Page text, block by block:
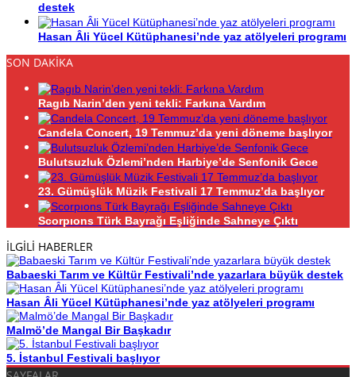
destek
Hasan Âli Yücel Kütüphanesi’nde yaz atölyeleri programı
SON DAKİKA
Ragıb Narin’den yeni tekli: Farkına Vardım
Candela Concert, 19 Temmuz’da yeni döneme başlıyor
Bulutsuzluk Özlemi’nden Harbiye’de Senfonik Gece
23. Gümüşlük Müzik Festivali 17 Temmuz’da başlıyor
Scorpıons Türk Bayrağı Eşliğinde Sahneye Çıktı
İLGİLİ HABERLER
Babaeski Tarım ve Kültür Festivali’nde yazarlara büyük destek
Hasan Âli Yücel Kütüphanesi’nde yaz atölyeleri programı
Malmö’de Mangal Bir Başkadır
5. İstanbul Festivali başlıyor